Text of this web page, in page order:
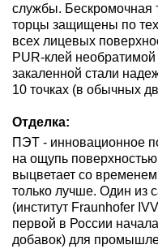
службы. Бескромочная
торцы защищены по
всех лицевых
PUR-клей
закаленной стали
10 точках (в обычных
Отделка:
ПЭТ - инновационное
на ощупь
выцветает со
только лучше. Один из
(институт Fraunhofer
первой в России
добавок) для